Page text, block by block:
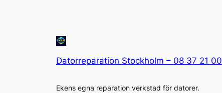
Datorreparation Stockholm – 08 37 21 00
Ekens egna reparation verkstad för datorer.